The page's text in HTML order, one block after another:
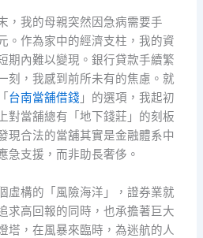
，我的母親突然因急病需要手
。作為家中的經濟支柱，我的資
期內難以變現。銀行貸款手續繁
刻，我感到前所未有的焦慮。就
台南當舖借錢 」的選項，我起初
當舖總有「地下錢莊」的刻板
現合法的當舖其實是金融體系中
急支援，而非助長奢侈。
虛構的「風險海洋」，證券業就
求高回報的同時，也承擔著巨大
塔，在風暴來臨時，為迷航的人